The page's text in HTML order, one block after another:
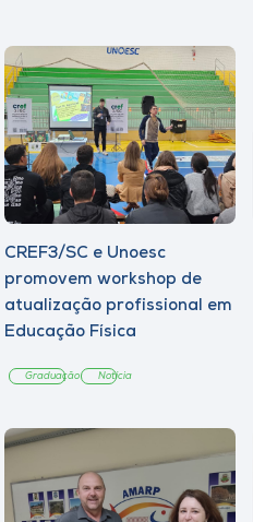
CREF3/SC e Unoesc
promovem workshop de
atualização profissional em
Educação Física
Graduação Notícia